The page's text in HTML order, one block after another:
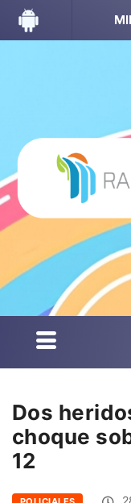
Dos
choque
12